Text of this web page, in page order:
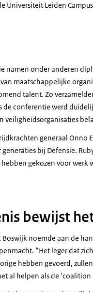
Universiteit Leiden
houdt een
namen onder anderen
maatschappelijke
talent. Zo
de conferentie werd
veiligheidsorganisaties
generaal Onno
generaties bij Defensie.
hebben gekozen voor
en zijn dochter zitten
bewijst
Boswijk noemde aan de
“Het leger dat
hebben gevoerd,
al helpen als de